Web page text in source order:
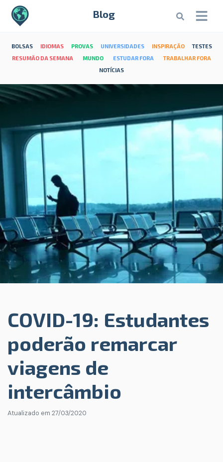
Blog
BOLSAS IDIOMAS PROVAS UNIVERSIDADES INSPIRAÇÃO
TESTES
RESUMÃO DA SEMANA
MUNDO ESTUDAR FORA
TRABALHAR FORA
NOTÍCIAS
COVID-19: Estudantes
poderão remarcar
viagens de
intercâmbio
Atualizado em 27/03/2020